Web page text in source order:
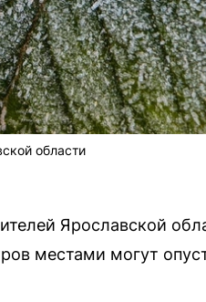
области
Ярославской
местами могут